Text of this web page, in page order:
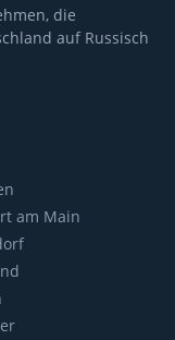
die
auf Russisch
am Main